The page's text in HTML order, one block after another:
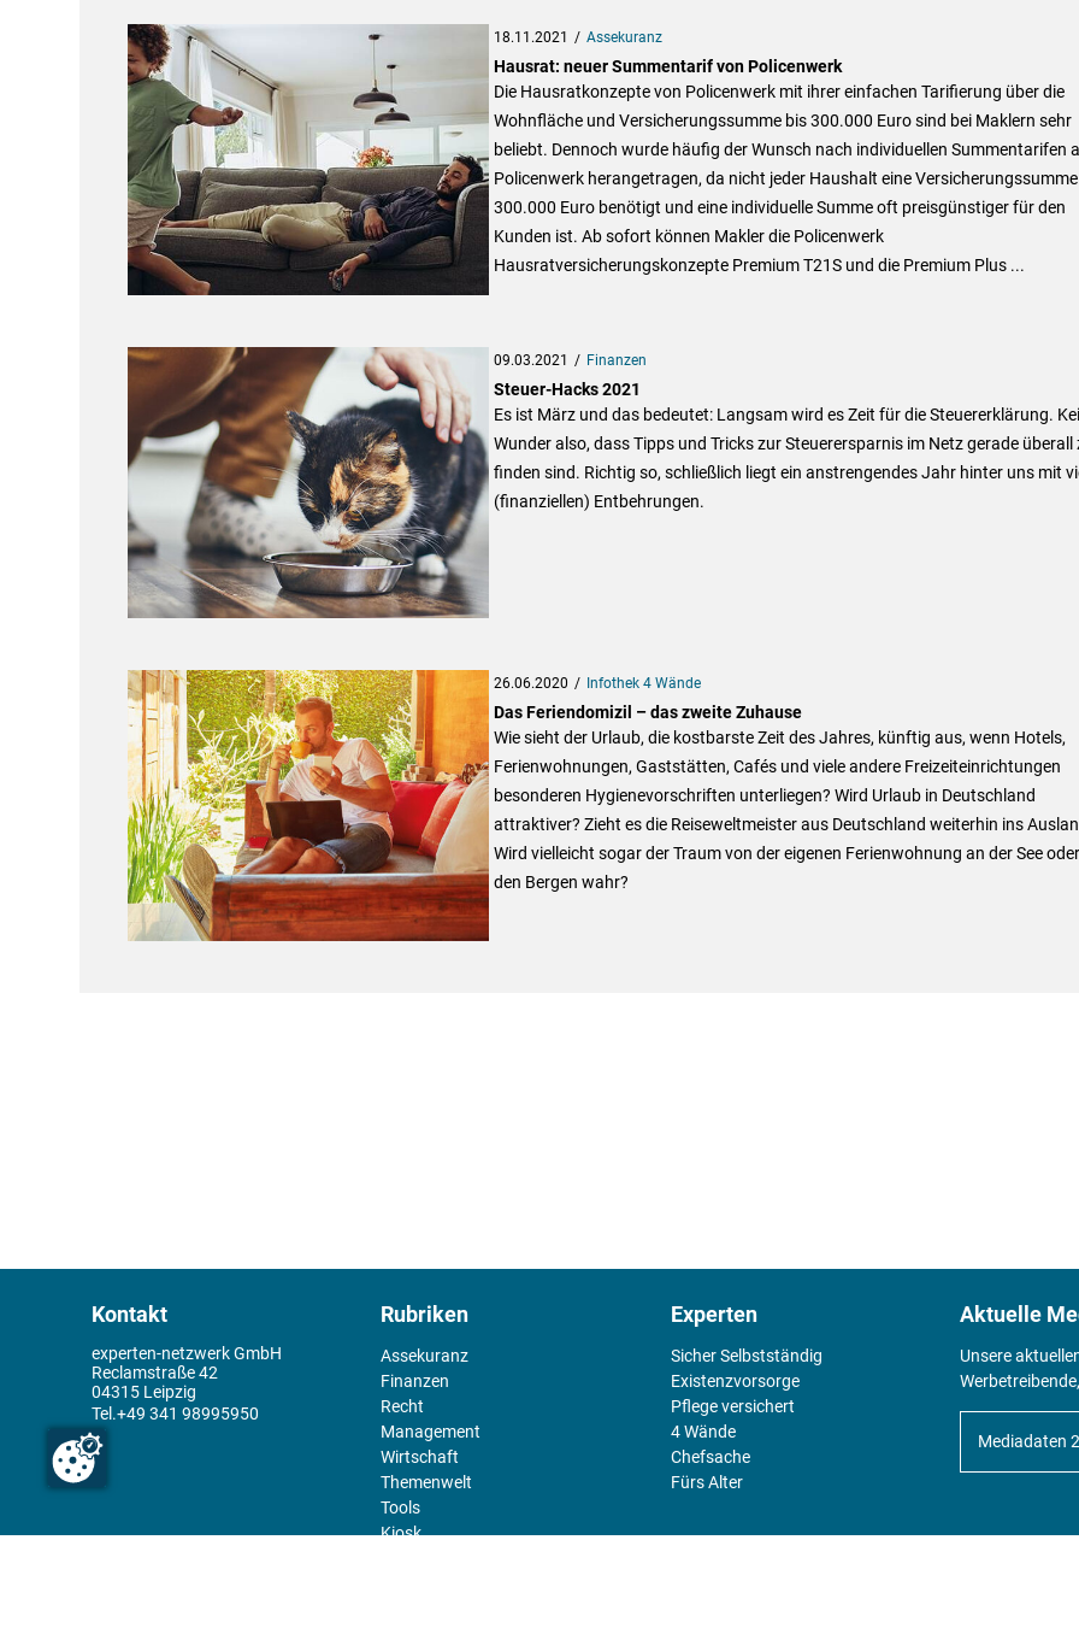
18.11.2021 Assekuranz
Hausrat: neuer Summentarif von Policenwerk
Die Hausratkonzepte von Policenwerk mit ihrer einfachen Tarifierung über die
Wohnfläche und Versicherungssumme bis 300.000 Euro sind bei Maklern sehr
beliebt. Dennoch wurde häufig der Wunsch nach individuellen Summentarifen
Policenwerk herangetragen, da nicht jeder Haushalt eine
300.000 Euro benötigt und eine individuelle Summe oft preisgünstiger für den
Kunden ist. Ab sofort können Makler die Policenwerk
Hausratversicherungskonzepte Premium T21S und die Premium Plus ...
09.03.2021 Finanzen
Steuer-Hacks 2021
Es ist März und das bedeutet: Langsam wird es Zeit für die Steuererklärung.
Wunder also, dass Tipps und Tricks zur Steuerersparnis im Netz gerade überall
finden sind. Richtig so, schließlich liegt ein anstrengendes Jahr hinter uns mit
(finanziellen) Entbehrungen.
26.06.2020 Infothek 4 Wände
Das Feriendomizil – das zweite Zuhause
Wie sieht der Urlaub, die kostbarste Zeit des Jahres, künftig aus, wenn Hotels,
Ferienwohnungen, Gaststätten, Cafés und viele andere Freizeiteinrichtungen
besonderen Hygienevorschriften unterliegen? Wird Urlaub in Deutschland
attraktiver? Zieht es die Reiseweltmeister aus Deutschland weiterhin ins
Wird vielleicht sogar der Traum von der eigenen Ferienwohnung an der See
den Bergen wahr?
Kontakt
experten-netzwerk GmbH
Reclamstraße 42
04315 Leipzig
+49 341 98995950
Rubriken
Assekuranz
Finanzen
Recht
Management
Wirtschaft
Themenwelt
Tools
Kiosk
Experten
Sicher Selbstständig
Existenz­vorsorge
Pflege versichert
4 Wände
Chefsache
Fürs Alter
Aktuelle
Unsere
Mediadaten